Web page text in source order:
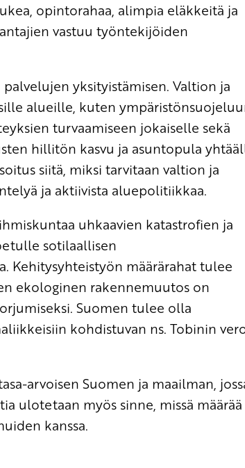
opintorahaa, alimpia eläkkeitä ja
vastuu työntekijöiden
yksityistämisen. Valtion ja
alueille, kuten
turvaamiseen jokaiselle sekä
hillitön kasvu ja asuntopula
siitä, miksi tarvitaan valtion ja
ja aktiivista aluepolitiikkaa.
uhkaavien katastrofien ja
sotilaallisen
Kehitysyhteistyön määrärahat tulee
ekologinen rakennemuutos on
Suomen tulee olla
kohdistuvan ns. Tobinin
arvoisen Suomen ja maailman,
ulotetaan myös sinne, missä määrää
kanssa.